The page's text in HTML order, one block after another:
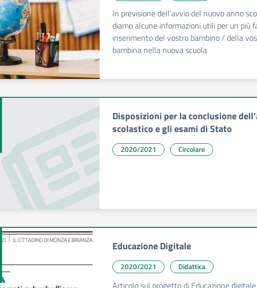
In previsione dell’avvio del nuovo anno
diamo alcune informazioni utili per un più
inserimento del vostro bambino / della
bambina nella nuova scuola
Disposizioni per la conclusione
scolastico e gli esami di Stato
2020/2021 Circolare
Educazione Digitale
2020/2021 Didattica
Articolo sul progetto di Educazione digitale